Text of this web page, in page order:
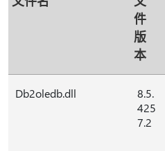
件
版
本
Db2oledb.dll
8.5.
425
7.2